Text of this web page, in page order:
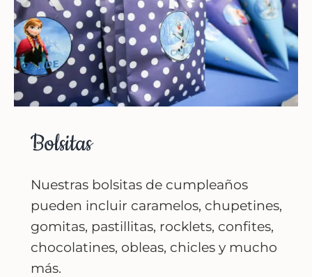
Bolsitas
Nuestras bolsitas de cumpleaños
pueden incluir caramelos, chupetines,
gomitas, pastillitas, rocklets, confites,
chocolatines, obleas, chicles y mucho
más.